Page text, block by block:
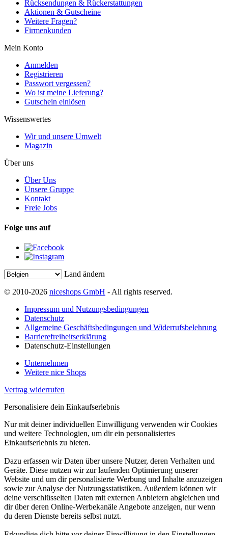
Rücksendungen & Rückerstattungen
Aktionen & Gutscheine
Weitere Fragen?
Firmenkunden
Mein Konto
Anmelden
Registrieren
Passwort vergessen?
Wo ist meine Lieferung?
Gutschein einlösen
Wissenswertes
Wir und unsere Umwelt
Magazin
Über uns
Über Uns
Unsere Gruppe
Kontakt
Freie Jobs
Folge uns auf
Land ändern
© 2010-2026 niceshops GmbH - All rights reserved.
Impressum und Nutzungsbedingungen
Datenschutz
Allgemeine Geschäftsbedingungen und Widerrufsbelehrung
Barrierefreiheitserklärung
Datenschutz-Einstellungen
Unternehmen
Weitere nice Shops
Vertrag widerrufen
Personalisiere dein Einkaufserlebnis
Nur mit deiner individuellen Einwilligung verwenden wir Cookies
und weitere Technologien, um dir ein personalisiertes
Einkaufserlebnis zu bieten.
Dazu erfassen wir Daten über unsere Nutzer, deren Verhalten und
Geräte. Diese nutzen wir zur laufenden Optimierung unserer
Website und um dir personalisierte Werbung und Inhalte anzuzeigen
sowie zur Analyse der Nutzungsstatistiken. Außerdem können wir
deine verschlüsselten Daten mit externen Anbietern abgleichen und
dir über deren Online-Werbekanäle Angebote anzeigen, nur wenn
du deren Dienste bereits selbst nutzt.